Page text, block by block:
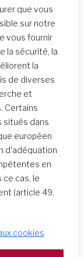
que vous
sur notre
vous fournir
la sécurité, la
la
de diverses
et
Certains
situés dans
européen
d'adéquation
en
cas, le
(article 49,
cookies